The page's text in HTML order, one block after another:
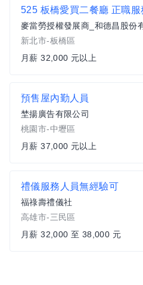
525 板橋愛買二餐廳 正職服
麥當勞授權發展商_和德昌股份
新北市-板橋區
月薪 32,000 元以上
預售屋內勤人員
埜揚廣告有限公司
桃園市-中壢區
月薪 37,000 元以上
禮儀服務人員無經驗可
福祿壽禮儀社
高雄市-三民區
月薪 32,000 至 38,000 元